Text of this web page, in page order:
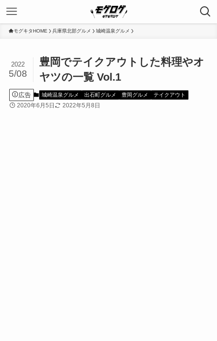
モグキタHOME 兵庫県北部グルメ 城崎温泉グルメ
豊岡でテイクアウトした料理やオ
ヤツの一覧 Vol.1
2022
5/08
広告 城崎温泉グルメ 出石町グルメ 豊岡グルメ テイクアウト
2020年6月5日 2022年5月8日